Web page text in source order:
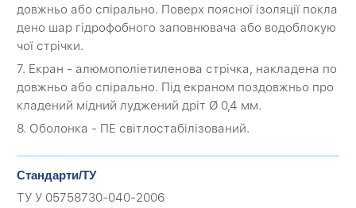
довжньо або спірально. Поверх поясної ізоляції покла
дено шар гідрофобного заповнювача або водоблокую
чої стрічки.
7. Екран - алюмополіетиленова стрічка, накладена по
довжньо або спірально. Під екраном поздовжньо про
кладений мідний луджений дріт Ø 0,4 мм.
8. Оболонка - ПЕ світлостабілізований.
Стандарти/ТУ
ТУ У 05758730-040-2006